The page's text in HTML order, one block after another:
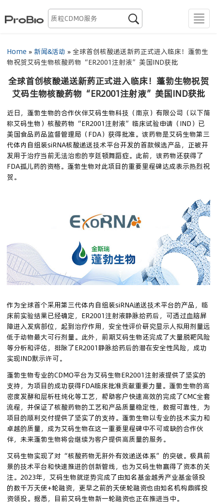
menu

生物药发现
质粒CDMO
慢病毒CDMO
腺相关病毒CDMO
mRNA CDMO
资源
联系我们
登录
用户中心
退出
English
Japan
Home » 新闻&活动 » 全球首创核酸递送新药正式进入临床！蓬勃生
物祝贺艾码生物核酸药物“ER2001注射液”美国IND获批
全球首创核酸递送新药正式进入临床！蓬勃生物祝贺
艾码生物核酸药物“ER2001注射液”美国IND获批
近日，蓬勃生物的合作伙伴艾码生物科技（南京）有限公司（以下简
称艾码生物）核酸药物“ER2001注射液”临床试验申请（IND）已
美国食品药品监督管理局（FDA）获得批准。该药物是艾码生物第三
代体内自组装siRNA核酸递送技术平台开发的首款候选产品，正被开
发用于治疗当前无法治愈的亨廷顿舞蹈症。此前，该药物还获得了
FDA孤儿药的资格。蓬勃生物对此项目的重要里程碑达成表示热烈祝
贺。
作为全球首个采用第三代体内自组装siRNA递送技术平台的产品，临
床前实验结果已经确定，ER2001注射液静脉给药后，可透过血脑屏
障进入发病部位，起到治疗作用，安全性评价研究显示人拟用剂量远
低于动物最大可行剂量。此外，前期艾码生物还完成了大量脱靶风险
等分析和评估，排除了ER2001静脉给药后的潜在安全性风险，成功
实现IND默示许可。
蓬勃生物专业的CDMO平台为艾码生物ER2001注射液提供了坚实的
支持，为项目的成功获得FDA临床批准贡献重要力量。蓬勃生物的高
密度发酵和层析柱纯化等工艺，帮助客户快速高效的完成了CMC全套
流程，并保证了核酸药物的工艺和产品质量稳定性，数据可靠性，为
项目的顺利交付提供了坚实了的支持。蓬勃生物以专业的技术实力和
卓越的质量，成为艾码生物在这一重要里程碑中不可或缺的合作伙
伴，未来蓬勃生物将会继续为客户提供高质量的服务。
艾码生物实现了对“核酸药物无肝外有效递送体系”的突破。极具前
景的技术平台和快速推进的创新管线，也为艾码生物赢得了资本的关
注。2023年，艾码生物就逆势完成了由知名基金越秀产业基金领投
的数千万天使+轮融资，更早之前的天使轮融资也由知名机构鼎晖投
资领投。据悉，目前艾码生物新一轮融资也正在推进当中。